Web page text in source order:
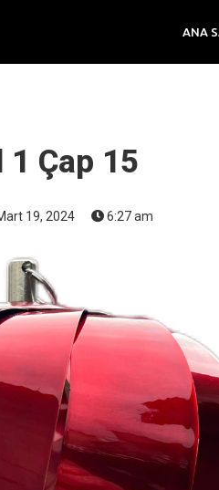
ANA
1 Çap 15
19, 2024 6:27 am